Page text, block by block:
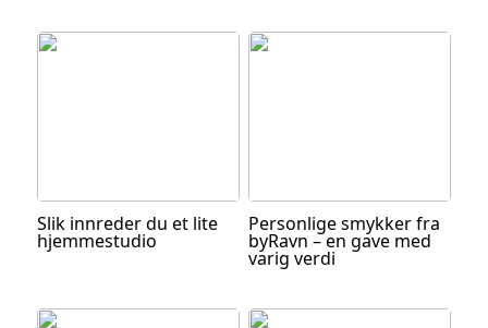
Slik innreder du et lite
hjemmestudio
Personlige smykker fra
byRavn – en gave med
varig verdi